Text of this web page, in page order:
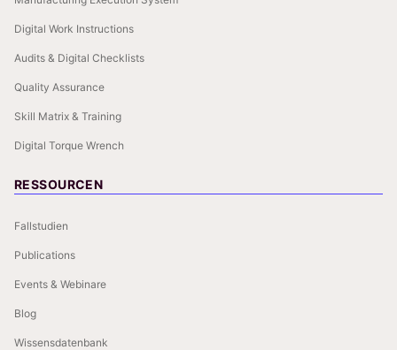
Digital Work Instructions
Audits & Digital Checklists
Quality Assurance
Skill Matrix & Training
Digital Torque Wrench
RESSOURCEN
Fallstudien
Publications
Events & Webinare
Blog
Wissensdatenbank